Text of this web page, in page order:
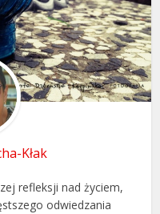
Kłak
refleksji nad życiem,
odwiedzania